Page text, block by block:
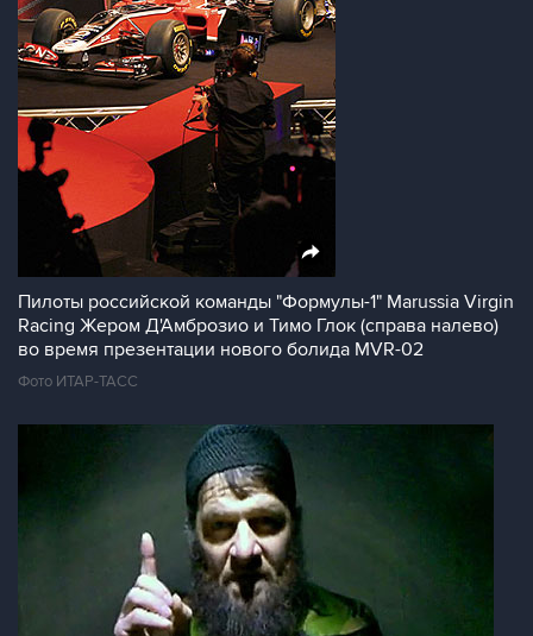
Пилоты российской команды "Формулы-1" Marussia Virgin
Racing Жером Д'Амброзио и Тимо Глок (справа налево)
во время презентации нового болида MVR-02
Фото ИТАР-ТАСС